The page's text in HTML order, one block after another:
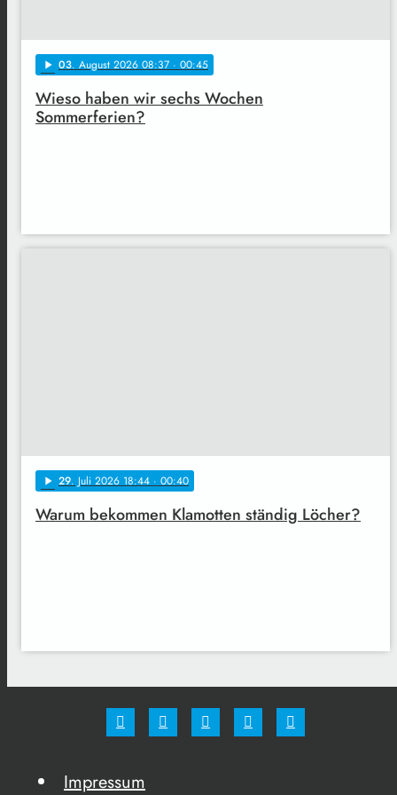
play_arrow 03. August 2026 08:37 · 00:45
Wieso haben wir sechs Wochen
Sommerferien?
play_arrow 29. Juli 2026 18:44 · 00:40
Warum bekommen Klamotten ständig Löcher?
Impressum